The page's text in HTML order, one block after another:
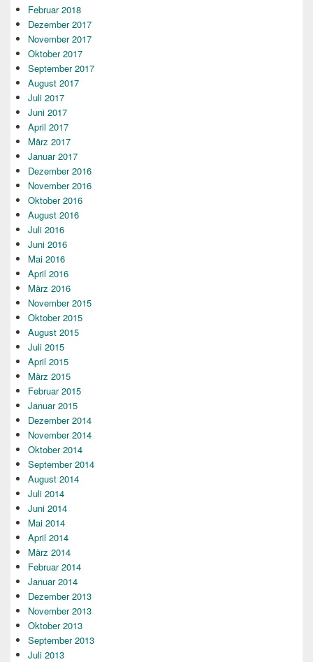
Februar 2018
Dezember 2017
November 2017
Oktober 2017
September 2017
August 2017
Juli 2017
Juni 2017
April 2017
März 2017
Januar 2017
Dezember 2016
November 2016
Oktober 2016
August 2016
Juli 2016
Juni 2016
Mai 2016
April 2016
März 2016
November 2015
Oktober 2015
August 2015
Juli 2015
April 2015
März 2015
Februar 2015
Januar 2015
Dezember 2014
November 2014
Oktober 2014
September 2014
August 2014
Juli 2014
Juni 2014
Mai 2014
April 2014
März 2014
Februar 2014
Januar 2014
Dezember 2013
November 2013
Oktober 2013
September 2013
Juli 2013